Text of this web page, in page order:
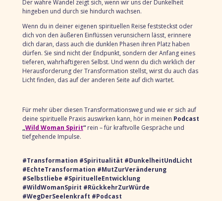
Der wahre Wandel zeigt sich, wenn wir uns der Dunkelheit
hingeben und durch sie hindurch wachsen.
Wenn du in deiner eigenen spirituellen Reise feststeckst oder
dich von den äußeren Einflüssen verunsichern lässt, erinnere
dich daran, dass auch die dunklen Phasen ihren Platz haben
dürfen. Sie sind nicht der Endpunkt, sondern der Anfang eines
tieferen, wahrhaftigeren Selbst. Und wenn du dich wirklich der
Herausforderung der Transformation stellst, wirst du auch das
Licht finden, das auf der anderen Seite auf dich wartet.
Für mehr über diesen Transformationsweg und wie er sich auf
deine spirituelle Praxis auswirken kann, hör in meinen Podcast
„Wild Woman Spirit“rein – für kraftvolle Gespräche und
tiefgehende Impulse.
#Transformation #Spiritualität #DunkelheitUndLicht
#EchteTransformation #MutZurVeränderung
#Selbstliebe #SpirituelleEntwicklung
#WildWomanSpirit #RückkehrZurWürde
#WegDerSeelenkraft #Podcast